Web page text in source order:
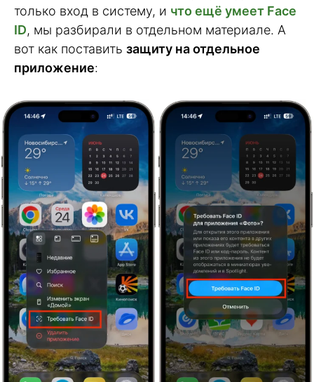
только вход в систему, и что ещё умеет Face
ID, мы разбирали в отдельном материале. А
вот как поставить защиту на отдельное
приложение: